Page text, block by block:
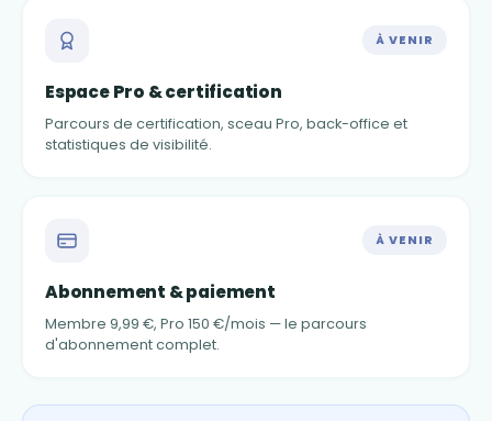
À VENIR
Espace Pro & certification
Parcours de certification, sceau Pro, back-office et
statistiques de visibilité.
À VENIR
Abonnement & paiement
Membre 9,99 €, Pro 150 €/mois — le parcours
d'abonnement complet.